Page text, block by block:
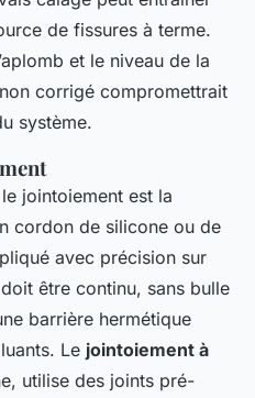
de fissures à terme.
et le niveau de la
corrigé compromettrait
système.
jointoiement est la
cordon de silicone ou de
avec précision sur
être continu, sans bulle
barrière hermétique
Le jointoiement à
utilise des joints pré-